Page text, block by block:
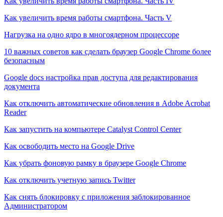
Как увеличить время работы смартфона. Часть V
Нагрузка на одно ядро в многоядерном процессоре
10 важных советов как сделать браузер Google Chrome более
безопасным
Google docs настройка прав доступа для редактирования
документа
Как отключить автоматические обновления в Adobe Acrobat
Reader
Как запустить на компьютере Catalyst Control Center
Как освободить место на Google Drive
Как убрать фоновую рамку в браузере Google Chrome
Как отключить учетную запись Twitter
Как снять блокировку с приложения заблокированное
Администратором